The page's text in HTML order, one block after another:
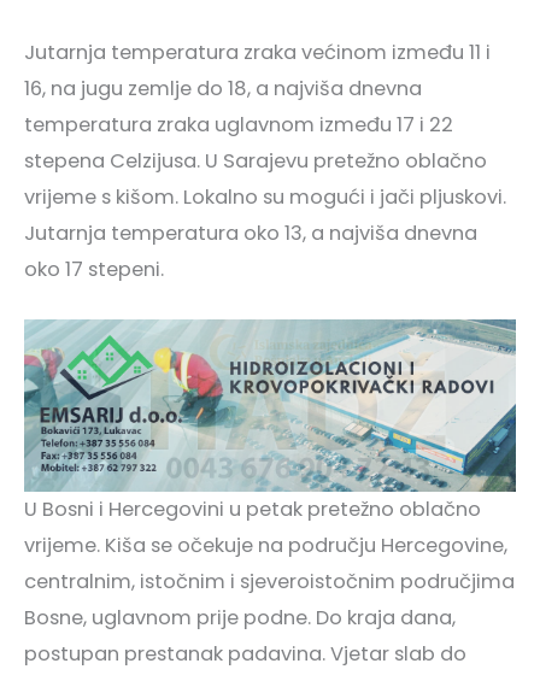
Jutarnja temperatura zraka većinom između 11 i
16, na jugu zemlje do 18, a najviša dnevna
temperatura zraka uglavnom između 17 i 22
stepena Celzijusa. U Sarajevu pretežno oblačno
vrijeme s kišom. Lokalno su mogući i jači pljuskovi.
Jutarnja temperatura oko 13, a najviša dnevna
oko 17 stepeni.
U Bosni i Hercegovini u petak pretežno oblačno
vrijeme. Kiša se očekuje na području Hercegovine,
centralnim, istočnim i sjeveroistočnim područjima
Bosne, uglavnom prije podne. Do kraja dana,
postupan prestanak padavina. Vjetar slab do